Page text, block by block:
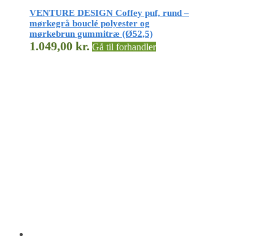
VENTURE DESIGN Coffey puf, rund –
mørkegrå bouclé polyester og
mørkebrun gummitræ (Ø52,5)
1.049,00 kr. Gå til forhandler